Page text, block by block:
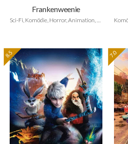
Frankenweenie
Sci-Fi, Komödie, Horror, Animation, Family
8.5 7.0